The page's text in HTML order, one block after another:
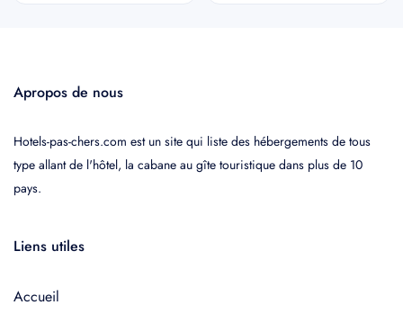
Apropos de nous
Hotels-pas-chers.com est un site qui liste des hébergements de tous
type allant de l'hôtel, la cabane au gîte touristique dans plus de 10
pays.
Liens utiles
Accueil